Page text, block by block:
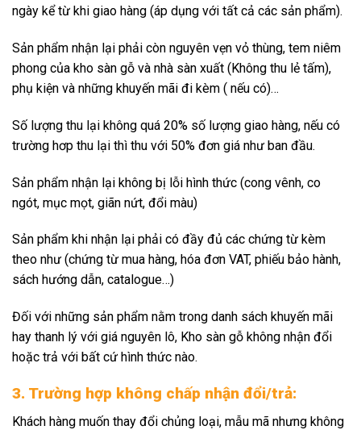
ngày kể từ khi giao hàng (áp dụng với tất cả các sản phẩm).
Sản phẩm nhận lại phải còn nguyên vẹn vỏ thùng, tem niêm
phong của kho sàn gỗ và nhà sàn xuất (Không thu lẻ tấm),
phụ kiện và những khuyến mãi đi kèm ( nếu có)…
Số lượng thu lại không quá 20% số lượng giao hàng, nếu có
trường hơp thu lại thì thu với 50% đơn giá như ban đầu.
Sản phẩm nhận lại không bị lỗi hình thức (cong vênh, co
ngót, mục mọt, giãn nứt, đổi màu)
Sản phẩm khi nhận lại phải có đầy đủ các chứng từ kèm
theo như (chứng từ mua hàng, hóa đơn VAT, phiếu bảo hành,
sách hướng dẫn, catalogue…)
Đối với những sản phẩm nằm trong danh sách khuyến mãi
hay thanh lý với giá nguyên lô, Kho sàn gỗ không nhận đổi
hoặc trả với bất cứ hình thức nào.
3. Trường hợp không chấp nhận đổi/trả:
Khách hàng muốn thay đổi chủng loại, mẫu mã nhưng không